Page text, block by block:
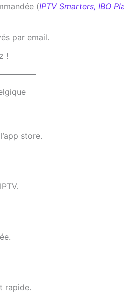
(IPTV Smarters, IBO
par email.
!
store.
rapide.